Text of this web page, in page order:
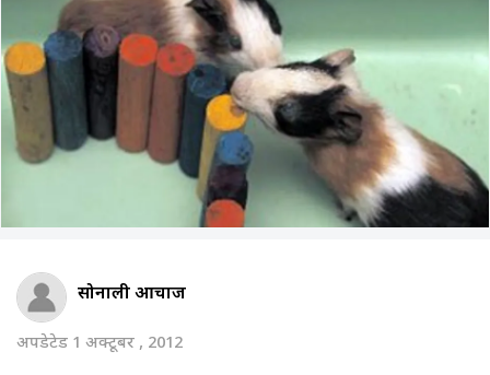
सोनाली आचार्जी
अपडेटेड 1 अक्टूबर , 2012